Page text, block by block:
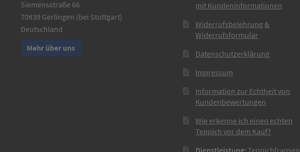
Siemensstraße 66
70839 Gerlingen (bei Stuttgart)
Deutschland
Mehr über uns
mit Kundeninformationen
Widerrufsbelehrung &
Widerrufsformular
Datenschutzerklärung
Impressum
Information zur Echtheit von
Kundenbewertungen
Wie erkenne ich einen echten
Teppich vor dem Kauf?